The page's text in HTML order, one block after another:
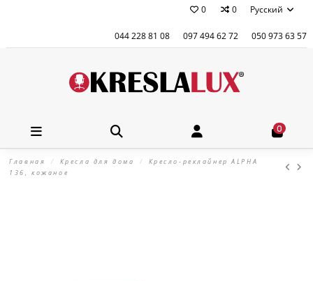
0 0 Русский
044 228 81 08 097 494 62 72 050 973 63 57
0
Главная Кресла для дома
Кресло-реклайнер ALPHA
136, кожаное